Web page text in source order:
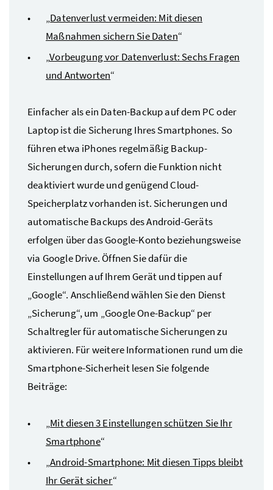
„Datenverlust vermeiden: Mit diesen
Maßnahmen sichern Sie Daten“
„Vorbeugung vor Datenverlust: Sechs Fragen
und Antworten“
Einfacher als ein Daten-Backup auf dem PC oder
Laptop ist die Sicherung Ihres Smartphones. So
führen etwa iPhones regelmäßig Backup-
Sicherungen durch, sofern die Funktion nicht
deaktiviert wurde und genügend Cloud-
Speicherplatz vorhanden ist. Sicherungen und
automatische Backups des Android-Geräts
erfolgen über das Google-Konto beziehungsweise
via Google Drive. Öffnen Sie dafür die
Einstellungen auf Ihrem Gerät und tippen auf
„Google“. Anschließend wählen Sie den Dienst
„Sicherung“, um „Google One-Backup“ per
Schaltregler für automatische Sicherungen zu
aktivieren. Für weitere Informationen rund um die
Smartphone-Sicherheit lesen Sie folgende
Beiträge:
„Mit diesen 3 Einstellungen schützen Sie Ihr
Smartphone“
„Android-Smartphone: Mit diesen Tipps bleibt
Ihr Gerät sicher“